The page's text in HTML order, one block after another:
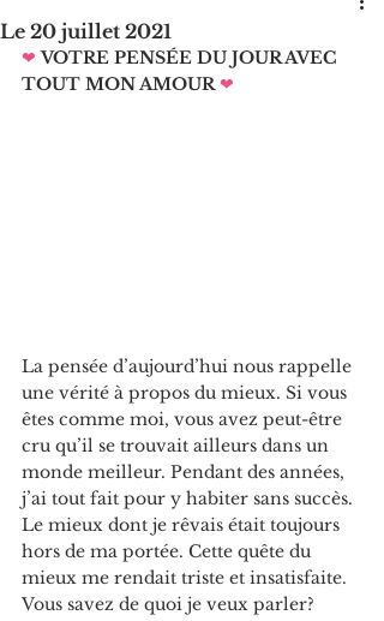
Le 20 juillet 2021
❤ VOTRE PENSÉE DU JOUR AVEC
TOUT MON AMOUR ❤
La pensée d’aujourd’hui nous rappelle
une vérité à propos du mieux. Si vous
êtes comme moi, vous avez peut-être
cru qu’il se trouvait ailleurs dans un
monde meilleur. Pendant des années,
j’ai tout fait pour y habiter sans succès.
Le mieux dont je rêvais était toujours
hors de ma portée. Cette quête du
mieux me rendait triste et insatisfaite.
Vous savez de quoi je veux parler?